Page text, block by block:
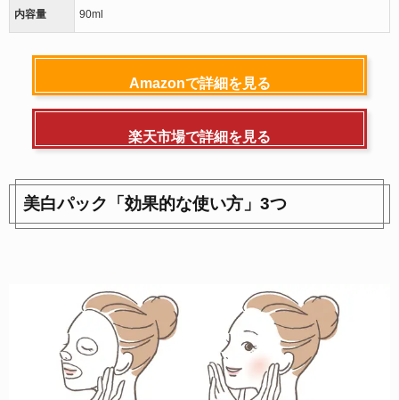
内容量 90ml
Amazonで詳細を見る
楽天市場で詳細を見る
美白パック「効果的な使い方」3つ